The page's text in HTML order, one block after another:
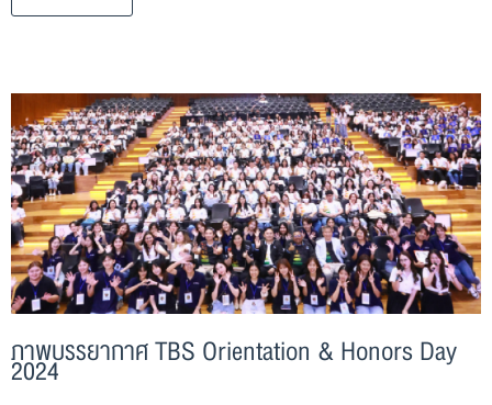
ภาพบรรยากาศ TBS Orientation & Honors Day
2024